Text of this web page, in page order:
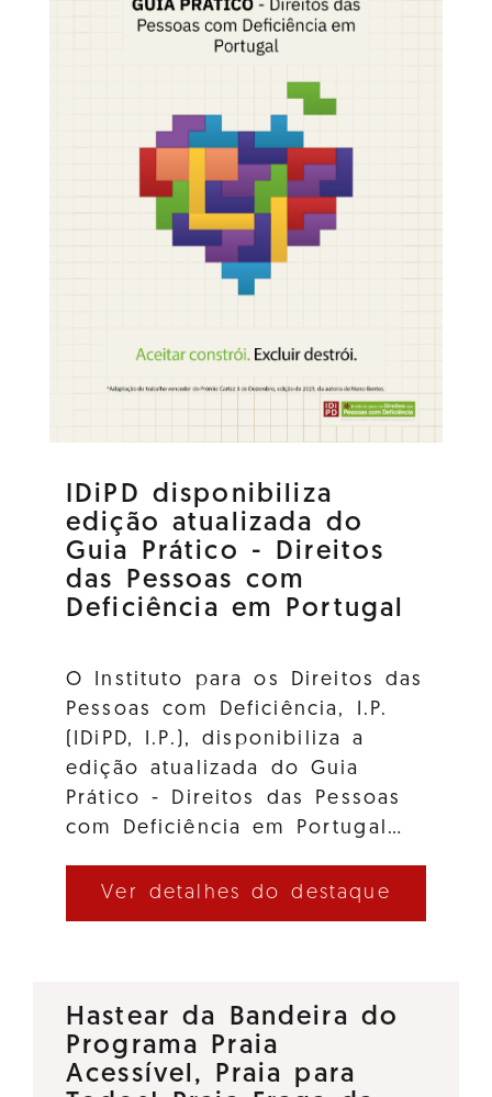
IDiPD disponibiliza
edição atualizada do
Guia Prático - Direitos
das Pessoas com
Deficiência em Portugal
O Instituto para os Direitos das
Pessoas com Deficiência, I.P.
(IDiPD, I.P.), disponibiliza a
edição atualizada do Guia
Prático - Direitos das Pessoas
com Deficiência em Portugal…
Ver detalhes do destaque
Hastear da Bandeira do
Programa Praia
Acessível, Praia para